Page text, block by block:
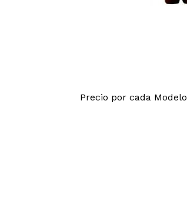
Precio por cada Modelo